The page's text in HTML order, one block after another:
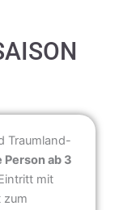
Traumland-
Person ab 3
mit
zum